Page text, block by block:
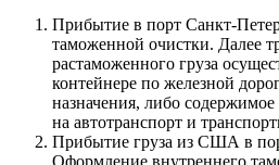
Прибытие в порт Санкт-
таможенной очистки. Далее
растаможенного груза
контейнере по железной
назначения, либо содержимое
на автотранспорт и
Прибытие груза из США в